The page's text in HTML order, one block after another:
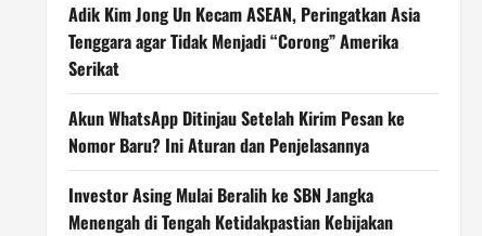
Adik Kim Jong Un Kecam ASEAN, Peringatkan Asia
Tenggara agar Tidak Menjadi “Corong” Amerika
Serikat
Akun WhatsApp Ditinjau Setelah Kirim Pesan ke
Nomor Baru? Ini Aturan dan Penjelasannya
Investor Asing Mulai Beralih ke SBN Jangka
Menengah di Tengah Ketidakpastian Kebijakan